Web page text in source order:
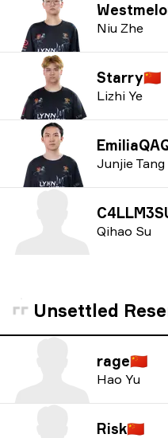
Niu Zhe
Starry🇨🇳
Lizhi Ye
Junjie Tang
Qihao Su
Unsettled
rage🇨🇳
Hao Yu
Risk🇨🇳